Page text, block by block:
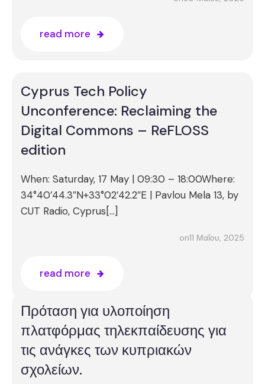
read more
Cyprus Tech Policy
Unconference: Reclaiming the
Digital Commons – ReFLOSS
edition
When: Saturday, 17 May | 09:30 – 18:00Where:
34°40’44.3″N+33°02’42.2″E | Pavlou Mela 13, by
CUT Radio, Cyprus[…]
on11 Μαΐου, 2025
read more
Πρόταση για υλοποίηση
πλατφόρμας τηλεκπαίδευσης για
τις ανάγκες των κυπριακών
σχολείων.